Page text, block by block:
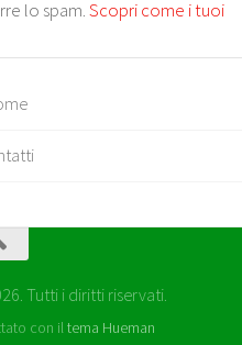
lo spam.Scopri come i tuoi
Tutti i diritti riservati.
con iltema Hueman